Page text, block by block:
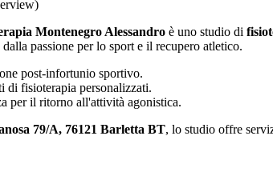
Montenegro Alessandro è uno studio di
passione per lo sport e il recupero atletico.
post-infortunio sportivo.
di fisioterapia personalizzati.
per il ritorno all'attività agonistica.
79/A, 76121 Barletta BT, lo studio offre